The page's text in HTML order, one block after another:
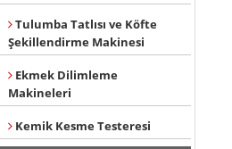
Tulumba Tatlısı ve Köfte
Şekillendirme Makinesi
Ekmek Dilimleme
Makineleri
Kemik Kesme Testeresi